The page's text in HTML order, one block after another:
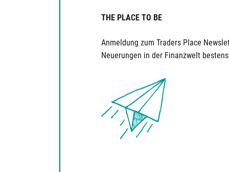
THE PLACE TO BE
Anmeldung zum Traders Place
Neuerungen in der Finanzwelt